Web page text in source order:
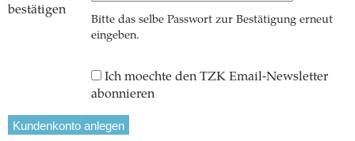
bestätigen
Bitte das selbe Passwort zur Bestätigung erneut
eingeben.
Ich moechte den TZK Email-Newsletter
abonnieren